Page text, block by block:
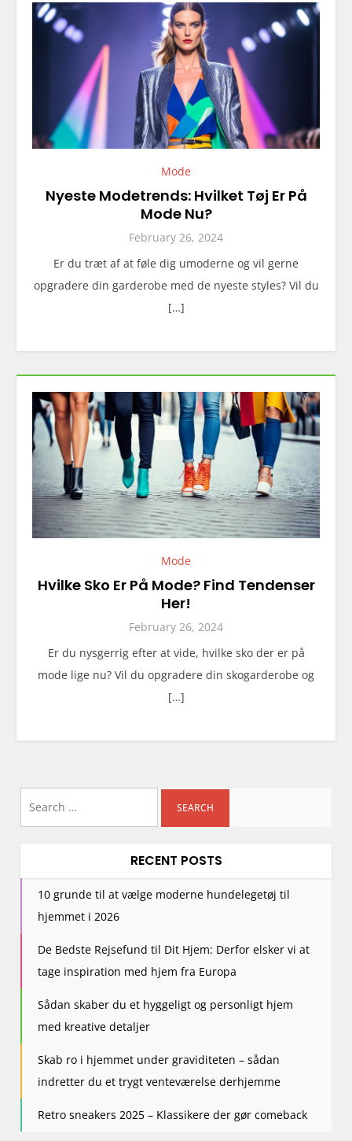
Mode
Nyeste Modetrends: Hvilket Tøj Er På
Mode Nu?
February 26, 2024
Er du træt af at føle dig umoderne og vil gerne
opgradere din garderobe med de nyeste styles? Vil du
[…]
Mode
Hvilke Sko Er På Mode? Find Tendenser
Her!
February 26, 2024
Er du nysgerrig efter at vide, hvilke sko der er på
mode lige nu? Vil du opgradere din skogarderobe og
[…]
RECENT POSTS
10 grunde til at vælge moderne hundelegetøj til
hjemmet i 2026
De Bedste Rejsefund til Dit Hjem: Derfor elsker vi at
tage inspiration med hjem fra Europa
Sådan skaber du et hyggeligt og personligt hjem
med kreative detaljer
Skab ro i hjemmet under graviditeten – sådan
indretter du et trygt venteværelse derhjemme
Retro sneakers 2025 – Klassikere der gør comeback